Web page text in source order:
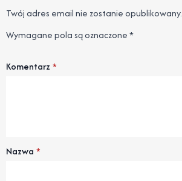
Twój adres email nie zostanie opublikowany.
Wymagane pola są oznaczone*
Komentarz *
Nazwa *